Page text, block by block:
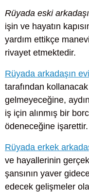
Rüyada eski
işin ve hayatın
yardım ettikçe
rivayet etmektedir.
Rüyada arkadaşın
tarafından
gelmeyeceğine,
iş için alınmış bir
ödeneceğine işarettir.
Rüyada erkek
ve hayallerinin
şansının yaver
edecek gelişmeler